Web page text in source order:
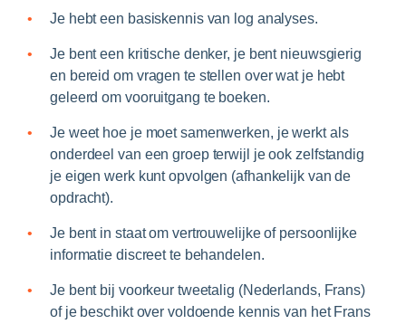
Je hebt een basiskennis van log analyses.
Je bent een kritische denker, je bent nieuwsgierig
en bereid om vragen te stellen over wat je hebt
geleerd om vooruitgang te boeken.
Je weet hoe je moet samenwerken, je werkt als
onderdeel van een groep terwijl je ook zelfstandig
je eigen werk kunt opvolgen (afhankelijk van de
opdracht).
Je bent in staat om vertrouwelijke of persoonlijke
informatie discreet te behandelen.
Je bent bij voorkeur tweetalig (Nederlands, Frans)
of je beschikt over voldoende kennis van het Frans